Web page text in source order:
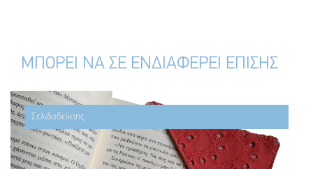
ΜΠΟΡΕΙ ΝΑ ΣΕ ΕΝΔΙΑΦΕΡΕΙ ΕΠΙΣΗΣ
Σελιδοδείκτης